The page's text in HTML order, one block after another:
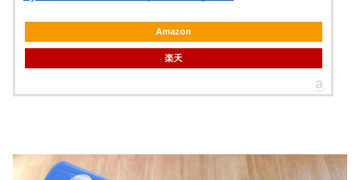
Amazon
楽天